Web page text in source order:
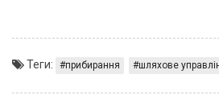
Теги: прибирання шляхове